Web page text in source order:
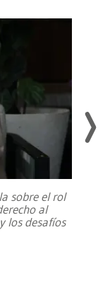
sobre el rol
al
los desafíos